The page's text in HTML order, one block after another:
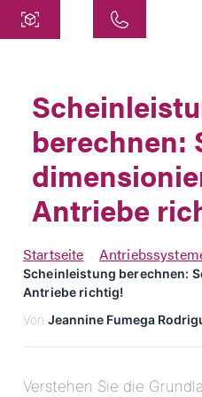
Siemensstraße 47
25462 Rellingen
info@atek.de
+49 4101 7953-0
Chat öffnen
Name
berechnen:
Antriebe
Startseite
Scheinleistung berechnen:
Antriebe richtig!
Von Jeannine Fumega
Verstehen Sie die